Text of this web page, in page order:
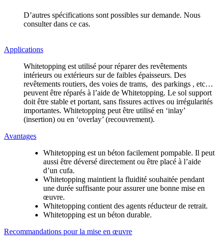
D’autres spécifications sont possibles sur demande. Nous
consulter dans ce cas.
Applications
Whitetopping est utilisé pour réparer des revêtements
intérieurs ou extérieurs sur de faibles épaisseurs. Des
revêtements routiers, des voies de trams, des parkings , etc…
peuvent être réparés à l’aide de Whitetopping. Le sol support
doit être stable et portant, sans fissures actives ou irrégularités
importantes. Whitetopping peut être utilisé en ‘inlay’
(insertion) ou en ‘overlay’ (recouvrement).
Avantages
Whitetopping est un béton facilement pompable. Il peut
aussi être déversé directement ou être placé à l’aide
d’un cufa.
Whitetopping maintient la fluidité souhaitée pendant
une durée suffisante pour assurer une bonne mise en
œuvre.
Whitetopping contient des agents réducteur de retrait.
Whitetopping est un béton durable.
Recommandations pour la mise en œuvre